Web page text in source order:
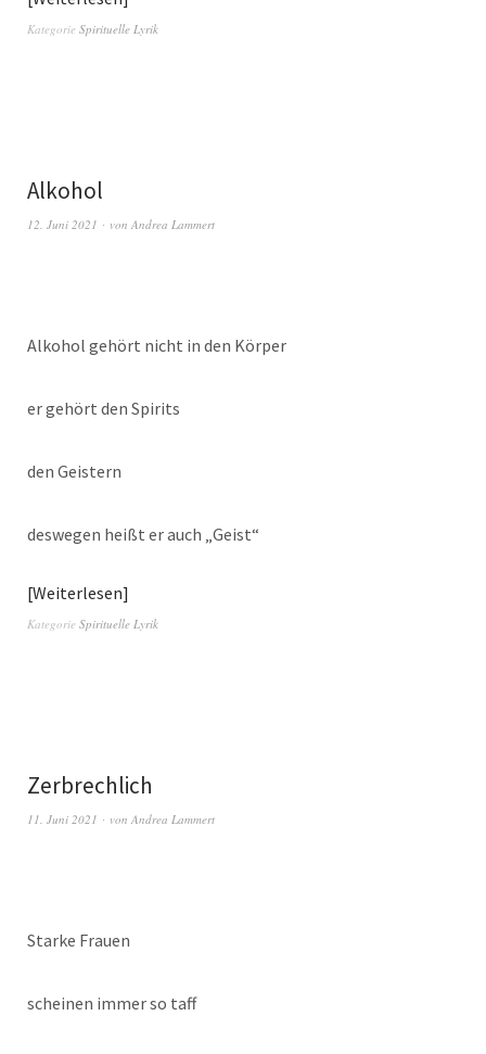
Kategorie Spirituelle Lyrik
Alkohol
12. Juni 2021 von Andrea Lammert
Alkohol gehört nicht in den Körper
er gehört den Spirits
den Geistern
deswegen heißt er auch „Geist“
Weiterlesen
Kategorie Spirituelle Lyrik
Zerbrechlich
11. Juni 2021 von Andrea Lammert
Starke Frauen
scheinen immer so taff